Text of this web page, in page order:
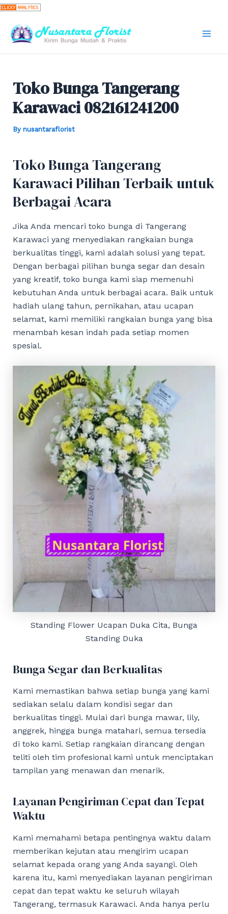
Skip
content
Toko Bunga Tangerang
Karawaci 082161241200
By nusantaraflorist
Toko Bunga Tangerang
Karawaci Pilihan Terbaik untuk
Berbagai Acara
Jika Anda mencari toko bunga di Tangerang
Karawaci yang menyediakan rangkaian bunga
berkualitas tinggi, kami adalah solusi yang tepat.
Dengan berbagai pilihan bunga segar dan desain
yang kreatif, toko bunga kami siap memenuhi
kebutuhan Anda untuk berbagai acara. Baik untuk
hadiah ulang tahun, pernikahan, atau ucapan
selamat, kami memiliki rangkaian bunga yang bisa
menambah kesan indah pada setiap momen
spesial.
Standing Flower Ucapan Duka Cita, Bunga
Standing Duka
Bunga Segar dan Berkualitas
Kami memastikan bahwa setiap bunga yang kami
sediakan selalu dalam kondisi segar dan
berkualitas tinggi. Mulai dari bunga mawar, lily,
anggrek, hingga bunga matahari, semua tersedia
di toko kami. Setiap rangkaian dirancang dengan
teliti oleh tim profesional kami untuk menciptakan
tampilan yang menawan dan menarik.
Layanan Pengiriman Cepat dan Tepat
Waktu
Kami memahami betapa pentingnya waktu dalam
memberikan kejutan atau mengirim ucapan
selamat kepada orang yang Anda sayangi. Oleh
karena itu, kami menyediakan layanan pengiriman
cepat dan tepat waktu ke seluruh wilayah
Tangerang, termasuk Karawaci. Anda hanya perlu